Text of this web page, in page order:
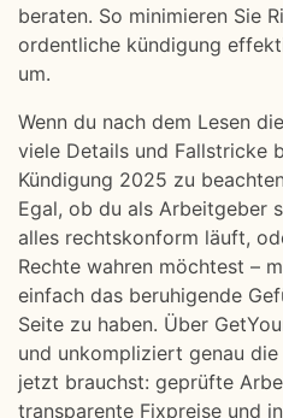
beraten. So minimieren Sie
ordentliche kündigung
um.
Wenn du nach dem Lesen
viele Details und Fallstricke
Kündigung 2025 zu
Egal, ob du als Arbeitgeber
alles rechtskonform läuft,
Rechte wahren möchtest –
einfach das beruhigende
Seite zu haben. Über
und unkompliziert genau
jetzt brauchst: geprüfte
transparente Fixpreise und